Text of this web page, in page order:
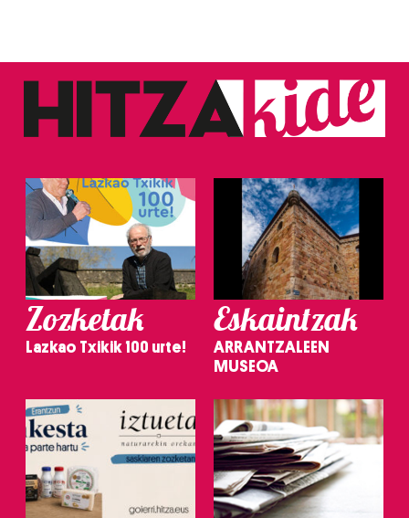
Zozketak
Lazkao Txikik 100 urte!
Eskaintzak
ARRANTZALEEN
MUSEOA